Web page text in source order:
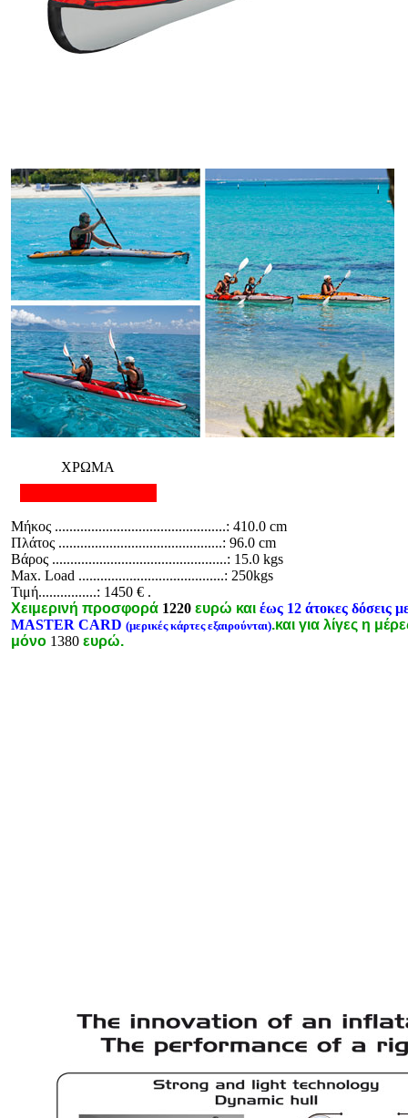
ΧΡΩΜΑ
Μήκος ...............................................: 410.0 cm
Πλάτος .............................................: 96.0 cm
Βάρος ................................................: 15.0 kgs
Max. Load ........................................: 250kgs
Τιμή................: 1450 € .
Χειμερινή προσφορά 1220 ευρώ και έως 12 άτοκες δόσεις
MASTER CARD (μερικές κάρτες εξαιρούνται).και για λίγες η
μόνο 1380 ευρώ.